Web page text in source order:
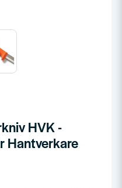
HVK -
Hantverkare